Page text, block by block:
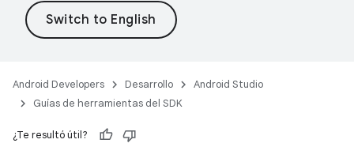
Android Developers Desarrollo
Android Studio
Guías de herramientas del SDK
¿Te resultó útil?